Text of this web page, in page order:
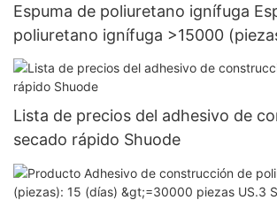
Espuma de poliuretano ignífuga
poliuretano ignífuga >15000
(días) 6000-29999 piezas US.0
Lista de precios del adhesivo de
secado rápido Shuode